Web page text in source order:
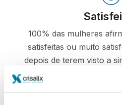
100% das mulheres
satisfeitas ou muito
depois de terem visto a